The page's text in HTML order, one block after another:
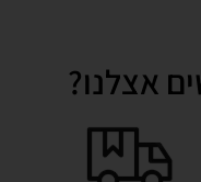
אצלנו?